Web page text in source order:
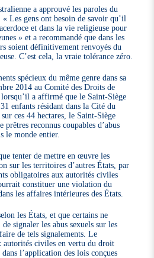
a approuvé les paroles du
Les gens ont besoin de savoir qu’il
et dans la vie religieuse pour
» et a recommandé que dans les
soient définitivement renvoyés du
C’est cela, la vraie tolérance zéro.
spécieux du même genre dans sa
2014 au Comité des Droits de
a affirmé que le Saint-Siège
enfants résidant dans la Cité du
ces 44 hectares, le Saint-Siège
reconnus coupables d’abus
le monde entier.
tenter de mettre en œuvre les
sur les territoires d’autres États, par
obligatoires aux autorités civiles
constituer une violation du
les affaires intérieures des États.
les États, et que certains ne
signaler les abus sexuels sur les
de tels signalements. Le
autorités civiles en vertu du droit
l’application des lois conçues